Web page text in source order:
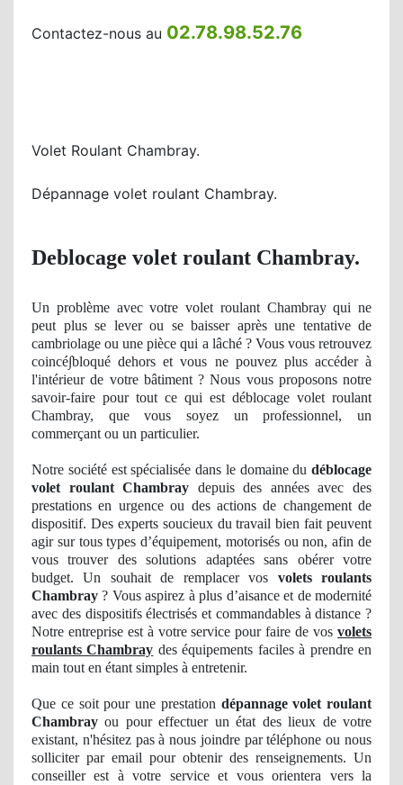
Contactez-nous au 02.78.98.52.76
Volet Roulant Chambray.
Dépannage volet roulant Chambray.
Deblocage volet roulant Chambray.
Un problème avec votre volet roulant Chambray qui ne
peut plus se leverou se baisser après une tentative de
cambriolage ou une pièce qui a lâché ? Vous vous retrouvez
coincé∫bloquédehors et vous ne pouvez plus accéderà
l'intérieur de votre bâtiment? Nous vous proposons notre
savoir-faire pour tout ce qui est déblocage volet roulant
Chambray, que vous soyez un professionnel, un
commerçant ou un particulier.
Notre société est spécialisée dans le domaine du déblocage
volet roulant Chambray depuis des années avec des
prestations en urgence ou des actionsde changement de
dispositif. Des experts soucieux du travail bien fait peuvent
agir sur tous types d’équipement, motorisés ou non, afin de
vous trouver des solutions adaptées sans obérer votre
budget. Un souhait de remplacer vos volets roulants
Chambray ? Vous aspirez à plus d’aisance et de modernité
avec des dispositifs électrisés et commandables à distance ?
Notre entreprise est à votre service pour faire de vos volets
roulants Chambray des équipements faciles à prendre en
main tout en étant simples à entretenir.
Que ce soit pour une prestation dépannage volet roulant
Chambray ou pour effectuerunétat des lieux de votre
existant, n'hésitez pas à nous joindre par téléphone ou nous
solliciter par email pour obtenir des renseignements. Un
conseiller est à votre service et vous orientera vers la